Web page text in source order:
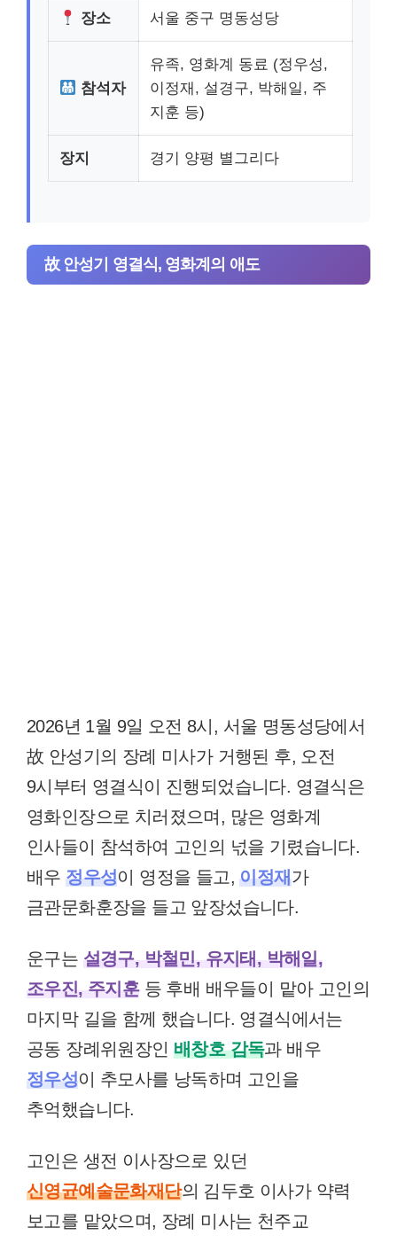
장소 서울 중구 명동성당
참석자
유족, 영화계 동료 (정우성,
이정재, 설경구, 박해일, 주
지훈 등)
장지 경기 양평 별그리다
故 안성기 영결식, 영화계의 애도
2026년 1월 9일 오전 8시, 서울 명동성당에서
故 안성기의 장례 미사가 거행된 후, 오전
9시부터 영결식이 진행되었습니다. 영결식은
영화인장으로 치러졌으며, 많은 영화계
인사들이 참석하여 고인의 넋을 기렸습니다.
배우정우성이 영정을 들고,이정재가
금관문화훈장을 들고 앞장섰습니다.
운구는 설경구, 박철민, 유지태, 박해일,
조우진, 주지훈등 후배 배우들이 맡아 고인의
마지막 길을 함께 했습니다. 영결식에서는
공동 장례위원장인 배창호 감독과 배우
정우성이 추모사를 낭독하며 고인을
추억했습니다.
고인은 생전 이사장으로 있던
신영균예술문화재단의 김두호 이사가 약력
보고를 맡았으며, 장례 미사는 천주교